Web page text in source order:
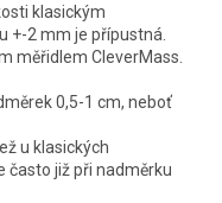
klasickým
+-2 mm je přípustná.
měřidlem CleverMass.
0,5-1 cm, neboť
u klasických
často již při nadměrku